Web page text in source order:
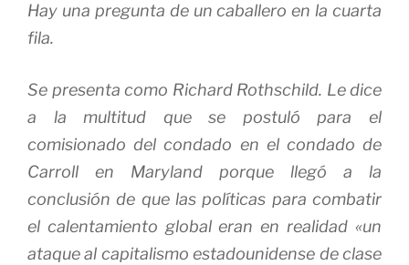
Hay una pregunta de un caballero en la cuarta
fila.
Se presenta como Richard Rothschild. Le dice
a la multitud que se postuló para el
comisionado del condado en el condado de
Carroll en Maryland porque llegó a la
conclusión de que las políticas para combatir
el calentamiento global eran en realidad «un
ataque al capitalismo estadounidense de clase